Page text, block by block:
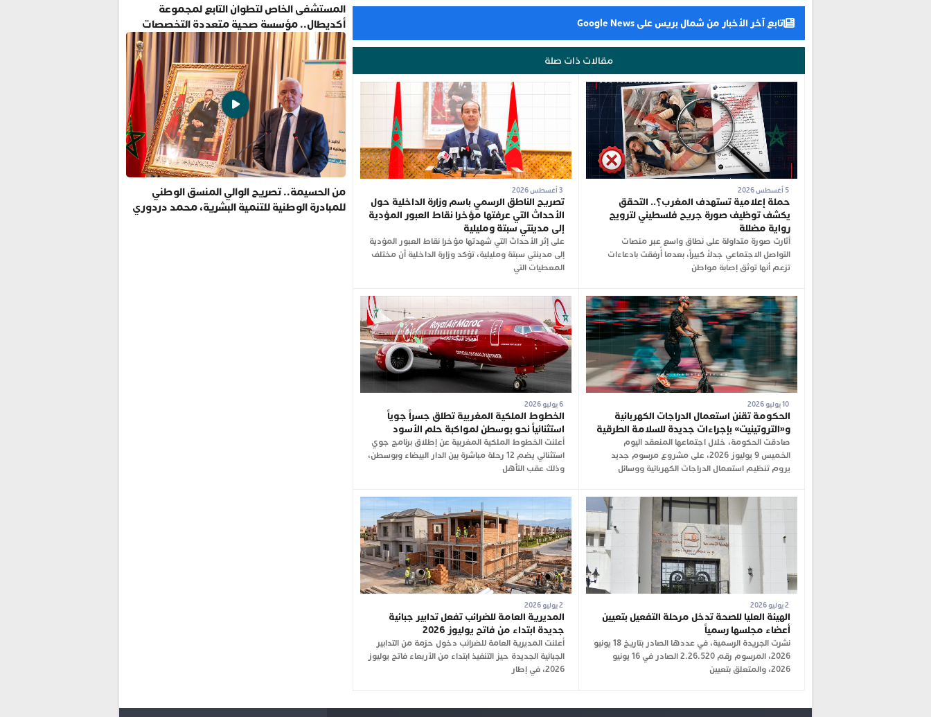
تابع آخر الأخبار من شمال بريس على Google News
مقالات ذات صلة
حملة إعلامية تستهدف المغرب؟.. التحقق
يكشف توظيف صورة جريح فلسطيني لترويج
رواية مضللة
أثارت صورة متداولة على نطاق واسع عبر منصات
التواصل الاجتماعي جدلاً كبيراً، بعدما أُرفقت بادعاءات
تزعم أنها توثق إصابة مواطن
تصريح الناطق الرسمي باسم وزارة الداخلية حول
الأحداث التي عرفتها مؤخرا نقاط العبور المؤدية
إلى مدينتي سبتة ومليلية
على إثر الأحداث التي شهدتها مؤخرا نقاط العبور المؤدية
إلى مدينتي سبتة ومليلية، تؤكد وزارة الداخلية أن مختلف
المعطيات التي
الحكومة تقنن استعمال الدراجات الكهربائية
و«التروتينيت» بإجراءات جديدة للسلامة الطرقية
صادقت الحكومة، خلال اجتماعها المنعقد اليوم
الخميس 9 يوليوز 2026، على مشروع مرسوم جديد
يروم تنظيم استعمال الدراجات الكهربائية ووسائل
6 يوليو 2026
الخطوط الملكية المغربية تطلق جسراً جوياً
استثنائياً نحو بوسطن لمواكبة حلم الأسود
أعلنت الخطوط الملكية المغربية عن إطلاق برنامج جوي
استثنائي يضم 12 رحلة مباشرة بين الدار البيضاء وبوسطن،
وذلك عقب التأهل
الهيئة العليا للصحة تدخل مرحلة التفعيل بتعيين
أعضاء مجلسها رسمياً
نشرت الجريدة الرسمية، في عددها الصادر بتاريخ 18 يونيو
2026، المرسوم رقم 2.26.520 الصادر في 16 يونيو
2026، والمتعلق بتعيين
2 يوليو 2026
المديرية العامة للضرائب تفعل تدابير جبائية
جديدة ابتداء من فاتح يوليوز 2026
أعلنت المديرية العامة للضرائب دخول حزمة من التدابير
الجبائية الجديدة حيز التنفيذ ابتداء من الأربعاء فاتح يوليوز
2026، في إطار
المستشفى الخاص لتطوان التابع لمجموعة
أكديطال.. مؤسسة صحية متعددة التخصصات
تلتزم بأفضل المعايير الدولية
من الحسيمة.. تصريح الوالي المنسق الوطني
للمبادرة الوطنية للتنمية البشرية، محمد دردوري